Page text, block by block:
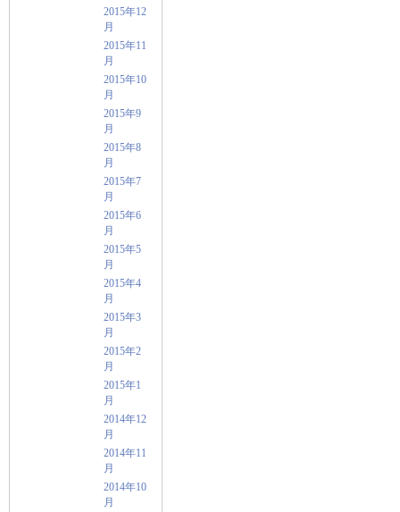
2015年12
月
2015年11
月
2015年10
月
2015年9
月
2015年8
月
2015年7
月
2015年6
月
2015年5
月
2015年4
月
2015年3
月
2015年2
月
2015年1
月
2014年12
月
2014年11
月
2014年10
月